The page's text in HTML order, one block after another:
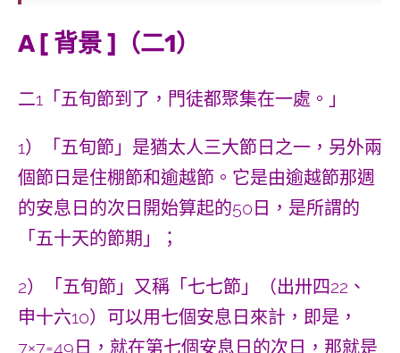
A [ 背景 ]（二1）
二1「五旬節到了，門徒都聚集在一處。」
1）「五旬節」是猶太人三大節日之一，另外兩
個節日是住棚節和逾越節。它是由逾越節那週
的安息日的次日開始算起的50日，是所謂的
「五十天的節期」
；
2）「五旬節」又稱「七七節」
（出卅四22、
申十六10）可以用七個安息日來計，即是，
7×7=49日，就在第七個安息日的次日，那就是